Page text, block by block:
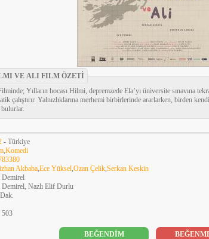
VE ALI FILM ÖZETİ
Yılların hocası Hilmi, depremzede Ela’yı üniversite sınavına
çalıştırır. Yalnızlıklarına merhemi birbirlerinde ararlarken, birden
bulurlar.
- Türkiye
Komedi
Akbaba Ece Yüksel Ozan Çelik Serkan Keskin
Demirel
Demirel, Nazlı Elif Durlu
503
BEĞENDİM